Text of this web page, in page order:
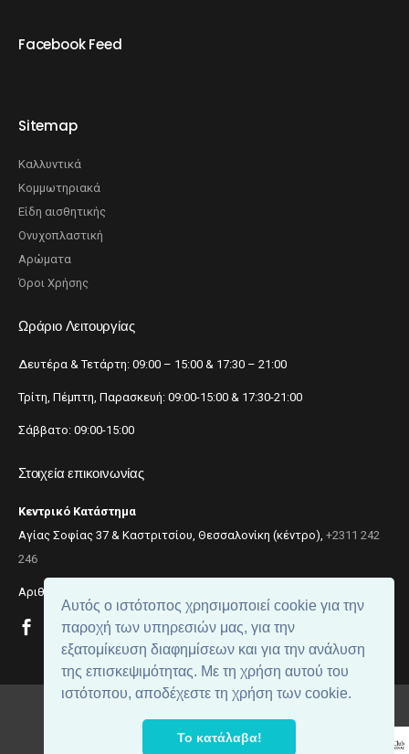
Αυτός ο ιστότοπος χρησιμοποιεί cookie για την
παροχή των υπηρεσιών μας, για την
εξατομίκευση διαφημίσεων και για την ανάλυση
της επισκεψιμότητας. Με τη χρήση αυτού του
ιστότοπου, αποδέχεστε τη χρήση των cookie.
Το κατάλαβα!
Facebook Feed
Sitemap
Καλλυντικά
Κομμωτηριακά
Είδη αισθητικής
Ονυχοπλαστική
Αρώματα
Όροι Χρήσης
Ωράριο Λειτουργίας
Δευτέρα & Τετάρτη: 09:00 – 15:00 & 17:30 – 21:00
Τρίτη, Πέμπτη, Παρασκευή: 09:00-15:00 & 17:30-21:00
Σάββατο: 09:00-15:00
Στοιχεία επικοινωνίας
Κεντρικό Κατάστημα
Αγίας Σοφίας 37 & Καστριτσίου, Θεσσαλονίκη (κέντρο), +2311 242
246
Αριθμός ΓΕΜΗ: 059299204000
beautynet . All rights reserved.